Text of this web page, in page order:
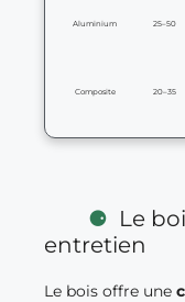
Aluminium 25–50
Composite 20–35
Le
entretien
Le bois offre une